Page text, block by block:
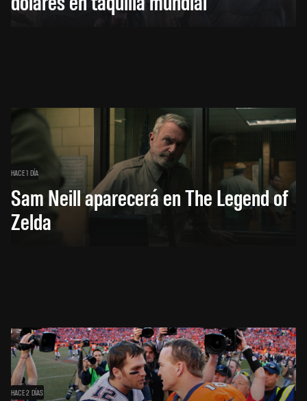
HACE 1 DÍA
Sam Neill aparecerá en The Legend of
Zelda
HACE 2 DÍAS